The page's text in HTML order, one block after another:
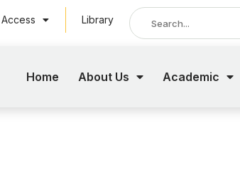
Library
Home About Us Academic